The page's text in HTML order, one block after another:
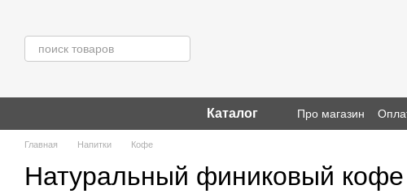
Каталог Про магазин
Главная Напитки Кофе
Натуральный финиковый